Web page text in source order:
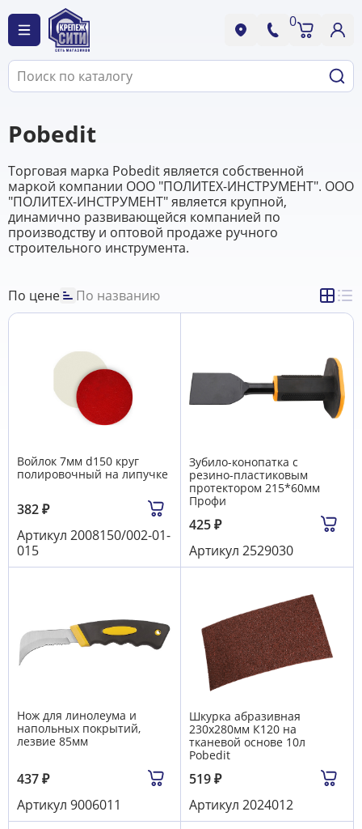
0
Pobedit
Торговая марка Pobedit является собственной
маркой компании ООО "ПОЛИТЕХ-ИНСТРУМЕНТ". ООО
"ПОЛИТЕХ-ИНСТРУМЕНТ" является крупной,
динамично развивающейся компанией по
производству и оптовой продаже ручного
строительного инструмента.
По цене По названию
Войлок 7мм d150 круг
полировочный на липучке
382₽
Артикул 2008150/002-01-
015
Зубило-конопатка с
резино-пластиковым
протектором 215*60мм
Профи
425₽
Артикул 2529030
Нож для линолеума и
напольных покрытий,
лезвие 85мм
437₽
Артикул 9006011
Шкурка абразивная
230х280мм К120 на
тканевой основе 10л
Pobedit
519₽
Артикул 2024012